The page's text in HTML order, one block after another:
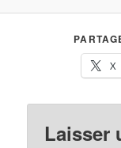
X
Laisser